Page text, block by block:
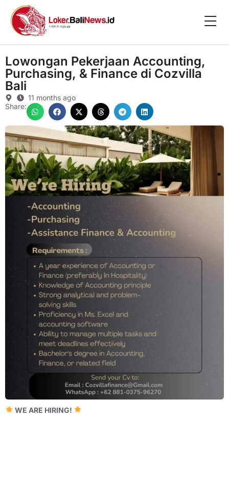
Lowongan Pekerjaan Accounting,
Purchasing, & Finance di Cozvilla
Bali
11 months ago
Share:
WE ARE HIRING!